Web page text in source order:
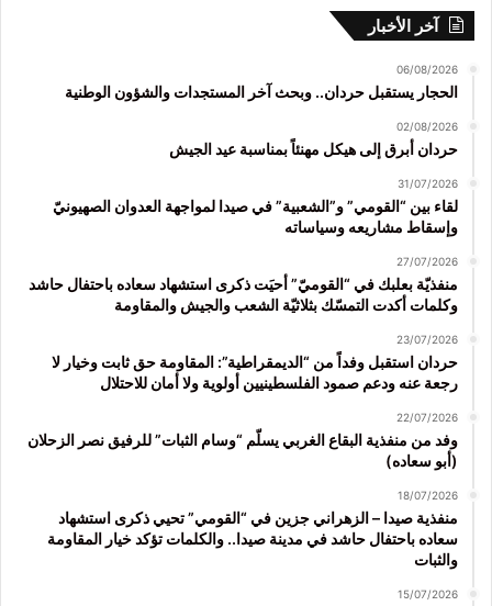
آخر الأخبار
06/08/2026
الحجار يستقبل حردان.. وبحث آخر المستجدات والشؤون الوطنية
02/08/2026
حردان أبرق إلى هيكل مهنئاً بمناسبة عيد الجيش
31/07/2026
لقاء بين “القومي” و”الشعبية” في صيدا لمواجهة العدوان الصهيونيّ
وإسقاط مشاريعه وسياساته
27/07/2026
منفذيّة بعلبك في “القوميّ” أحيَت ذكرى استشهاد سعاده باحتفال حاشد
وكلمات أكدت التمسّك بثلاثيّة الشعب والجيش والمقاومة
23/07/2026
حردان استقبل وفداً من “الديمقراطية”: المقاومة حق ثابت وخيار لا
رجعة عنه ودعم صمود الفلسطينيين أولوية ولا أمان للاحتلال
22/07/2026
وفد من منفذية البقاع الغربي يسلّم “وسام الثبات” للرفيق نصر الزحلان
(أبو سعاده)
18/07/2026
منفذية صيدا – الزهراني جزين في “القومي” تحيي ذكرى استشهاد
سعاده باحتفال حاشد في مدينة صيدا.. والكلمات تؤكد خيار المقاومة
والثبات
15/07/2026